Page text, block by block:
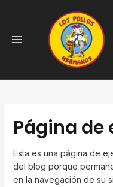
Página de
Esta es una página de
del blog porque
en la navegación de su